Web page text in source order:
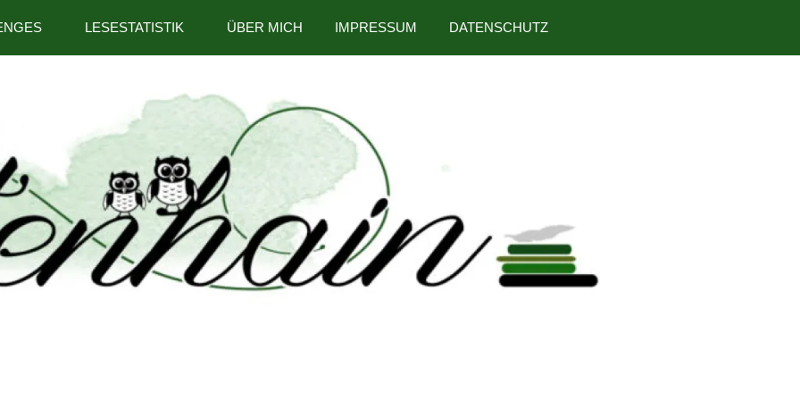
LESESTATISTIK ÜBER MICH IMPRESSUM DATENSCHUTZ